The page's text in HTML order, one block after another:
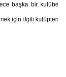
başka bir kulübe
için ilgili kulüpten